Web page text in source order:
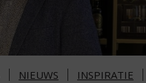
NIEUWS INSPIRATIE